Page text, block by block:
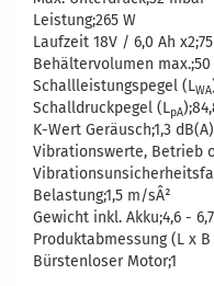
Leistung;265 W
Laufzeit 18V / 6,0 Ah
Behältervolumen max.;50
Schallleistungspegel (LWA
Schalldruckpegel (LpA
K-Wert Geräusch;1,3 dB(A)
Vibrationswerte, Betrieb
Belastung;1,5 m/sÂ²
Gewicht inkl. Akku;4,6 -
Produktabmessung (L x B
Bürstenloser Motor;1